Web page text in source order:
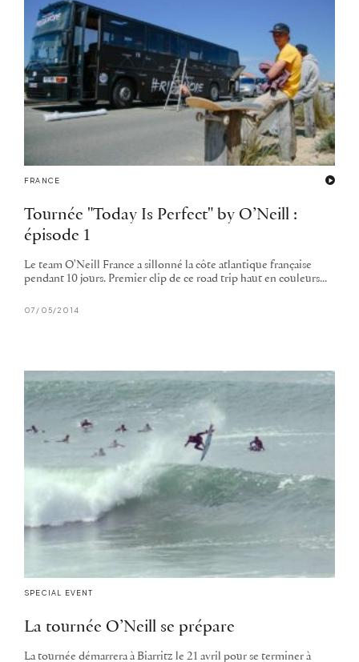
FRANCE
Tournée "Today Is Perfect" by O’Neill :
épisode 1
Le team O'Neill France a sillonné la côte atlantique française
pendant 10 jours. Premier clip de ce road trip haut en couleurs...
07/05/2014
SPECIAL EVENT
La tournée O’Neill se prépare
La tournée démarrera à Biarritz le 21 avril pour se terminer à